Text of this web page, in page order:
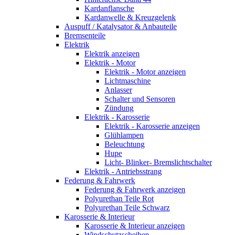
Kardanflansche
Kardanwelle & Kreuzgelenk
Auspuff / Katalysator & Anbauteile
Bremsenteile
Elektrik
Elektrik anzeigen
Elektrik - Motor
Elektrik - Motor anzeigen
Lichtmaschine
Anlasser
Schalter und Sensoren
Zündung
Elektrik - Karosserie
Elektrik - Karosserie anzeigen
Glühlampen
Beleuchtung
Hupe
Licht- Blinker- Bremslichtschalter
Elektrik - Antriebsstrang
Federung & Fahrwerk
Federung & Fahrwerk anzeigen
Polyurethan Teile Rot
Polyurethan Teile Schwarz
Karosserie & Interieur
Karosserie & Interieur anzeigen